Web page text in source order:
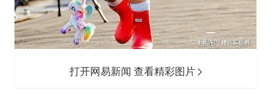
打开网易新闻 查看精彩图片